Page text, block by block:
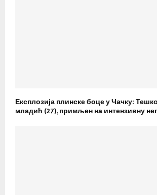
Експлозија плинске боце у Чачку:
младић (27), примљен на интензивну